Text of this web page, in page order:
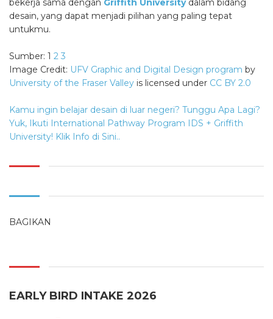
bekerja sama dengan Griffith Universitydalam bidang
desain, yang dapat menjadi pilihan yang paling tepat
untukmu.
Sumber: 1 2 3
Image Credit: UFV Graphic and Digital Design program by
University of the Fraser Valley is licensed under CC BY 2.0
Kamu ingin belajar desain di luar negeri? Tunggu Apa Lagi?
Yuk, Ikuti International Pathway Program IDS + Griffith
University! Klik Info di Sini..
BAGIKAN
EARLY BIRD INTAKE 2026